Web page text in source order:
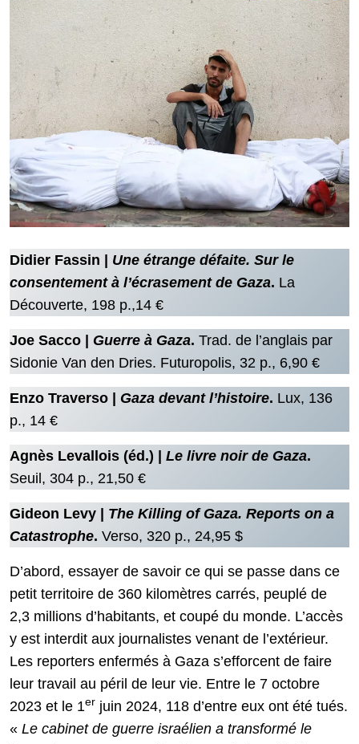
Didier Fassin | Une étrange défaite. Sur le
consentement à l’écrasement de Gaza. La
Découverte, 198 p.,14 €
Joe Sacco | Guerre à Gaza. Trad. de l’anglais par
Sidonie Van den Dries. Futuropolis, 32 p., 6,90 €
Enzo Traverso | Gaza devant l’histoire. Lux, 136
p., 14 €
Agnès Levallois (éd.) | Le livre noir de Gaza.
Seuil, 304 p., 21,50 €
Gideon Levy | The Killing of Gaza. Reports on a
Catastrophe. Verso, 320 p., 24,95 $
D’abord, essayer de savoir ce qui se passe dans ce
petit territoire de 360 kilomètres carrés, peuplé de
2,3 millions d’habitants, et coupé du monde. L’accès
y est interdit aux journalistes venant de l’extérieur.
Les reporters enfermés à Gaza s’efforcent de faire
leur travail au péril de leur vie. Entre le 7 octobre
2023 et le 1er juin 2024, 118 d’entre eux ont été tués.
« Le cabinet de guerre israélien a transformé le